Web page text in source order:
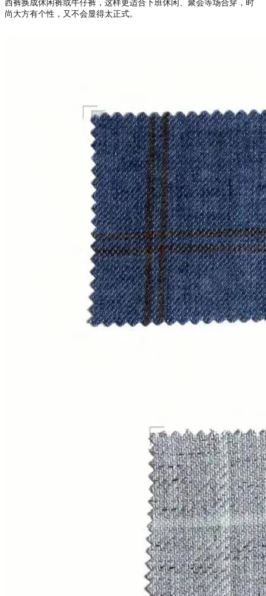
西裤换成休闲裤或牛仔裤，这样更适合下班休闲、聚会等场合穿，时
尚大方有个性，又不会显得太正式。